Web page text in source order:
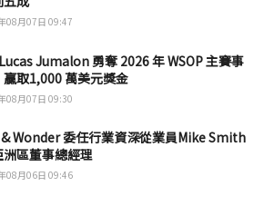
08月07日 09:47
Jumalon 勇奪 2026 年 WSOP 主賽事
取1,000 萬美元獎金
08月07日 09:30
Wonder 委任行業資深從業員Mike Smith
洲區董事總經理
08月06日 09:46